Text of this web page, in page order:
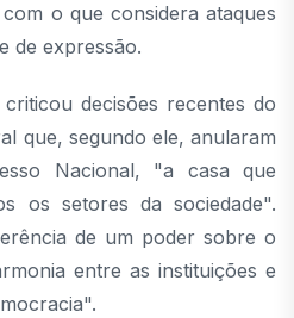
o que considera ataques
de expressão.
decisões recentes do
que, segundo ele, anularam
Nacional, "a casa que
os setores da sociedade".
de um poder sobre o
entre as instituições e